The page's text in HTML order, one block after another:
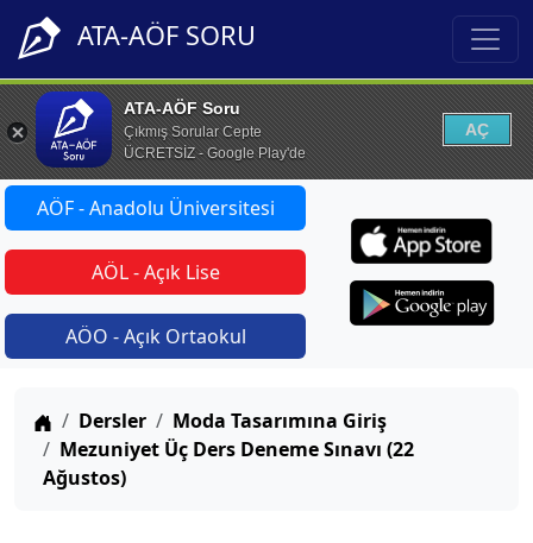
ATA-AÖF SORU
ATA-AÖF Soru
Çıkmış Sorular Cepte
ÜCRETSİZ - Google Play'de
AÇ
AÖF - Anadolu Üniversitesi
AÖL - Açık Lise
AÖO - Açık Ortaokul
Anasayfa
Dersler
Moda Tasarımına Giriş
Mezuniyet Üç Ders Deneme Sınavı (22
Ağustos)